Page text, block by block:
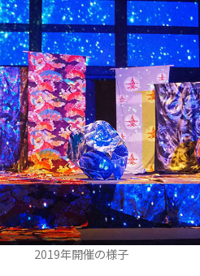
2019年開催の様子